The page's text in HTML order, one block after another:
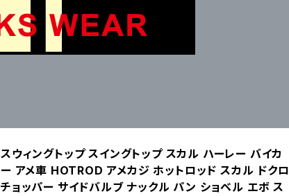
スウィングトップ スイングトップ スカル ハーレー バイカ
ー アメ車 HOTROD アメカジ ホットロッド スカル ドクロ
チョッパー サイドバルブ ナックル パン ショベル エボ ス